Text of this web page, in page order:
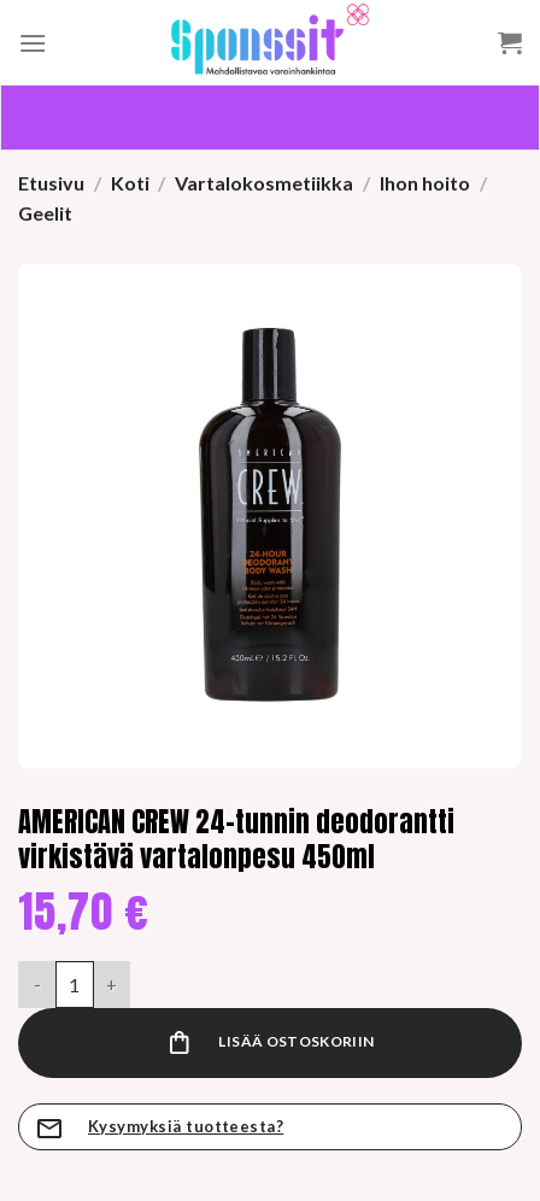
Etusivu / Koti / Vartalokosmetiikka / Ihon hoito /
Geelit
AMERICAN CREW 24-tunnin deodorantti
virkistävä vartalonpesu 450ml
15,70 €
LISÄÄ OSTOSKORIIN
Kysymyksiä tuotteesta?